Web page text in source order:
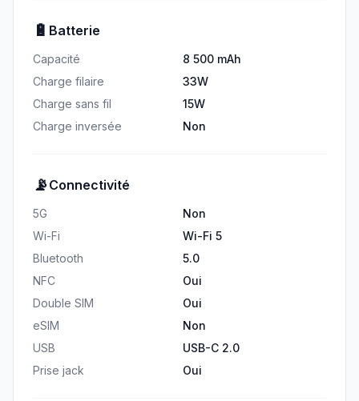
🔋 Batterie
Capacité
8 500 mAh
Charge filaire
33W
Charge sans fil
15W
Charge inversée
Non
📡 Connectivité
5G
Non
Wi-Fi
Wi-Fi 5
Bluetooth
5.0
NFC
Oui
Double SIM
Oui
eSIM
Non
USB
USB-C 2.0
Prise jack
Oui